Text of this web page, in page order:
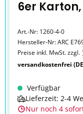
6er
Art.-Nr: 1260-4-0
Hersteller-Nr:ARC
Preise inkl. MwSt. zzgl.
versandkostenfrei
Verfügbar
Lieferzeit: 2-4
Nur noch 4